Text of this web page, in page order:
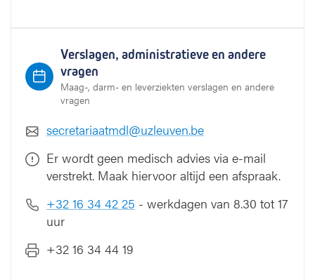
Verslagen, administratieve en andere
vragen
Maag-, darm- en leverziekten verslagen en andere
vragen
secretariaatmdl@uzleuven.be
Er wordt geen medisch advies via e-mail
verstrekt. Maak hiervoor altijd een afspraak.
+32 16 34 42 25 - werkdagen van 8.30 tot 17
uur
+32 16 34 44 19